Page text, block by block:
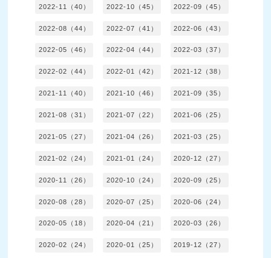
2022-11（40） 2022-10（45） 2022-09（45）
2022-08（44） 2022-07（41） 2022-06（43）
2022-05（46） 2022-04（44） 2022-03（37）
2022-02（44） 2022-01（42） 2021-12（38）
2021-11（40） 2021-10（46） 2021-09（35）
2021-08（31） 2021-07（22） 2021-06（25）
2021-05（27） 2021-04（26） 2021-03（25）
2021-02（24） 2021-01（24） 2020-12（27）
2020-11（26） 2020-10（24） 2020-09（25）
2020-08（28） 2020-07（25） 2020-06（24）
2020-05（18） 2020-04（21） 2020-03（26）
2020-02（24） 2020-01（25） 2019-12（27）